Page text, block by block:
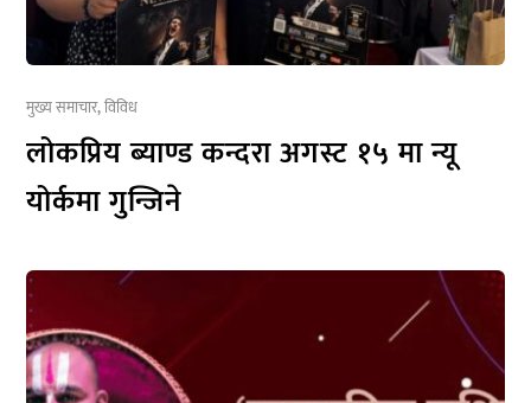
मुख्य समाचार,विविध
लोकप्रिय ब्याण्ड कन्दरा अगस्ट १५ मा न्यू
योर्कमा गुन्जिने